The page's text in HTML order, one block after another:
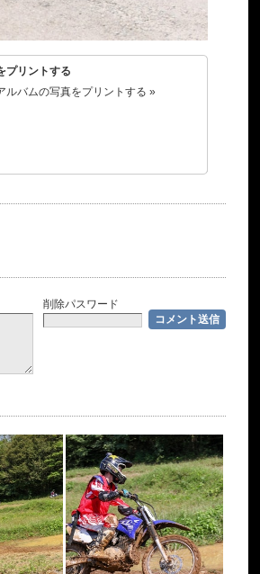
プリントする
ルバムの写真をプリントする »
削除パスワード